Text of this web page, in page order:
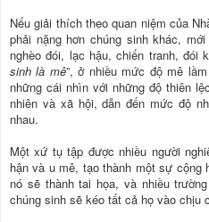
Nếu giải thích theo quan niệm của
phải nặng hơn chúng sinh khác,
nghèo đói, lạc hậu, chiến tranh, đói
sinh là mê”, ở nhiều mức độ mê
những cái nhìn với những độ thiên
nhiên và xã hội, dẫn đến mức độ
nhau.
Một xứ tụ tập được nhiều người
hận và u mê, tạo thành một sự cộng
nó sẽ thành tai họa, và nhiều
chúng sinh sẽ kéo tất cả họ vào chịu